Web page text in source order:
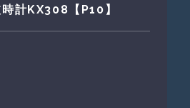
計KX308【P10】